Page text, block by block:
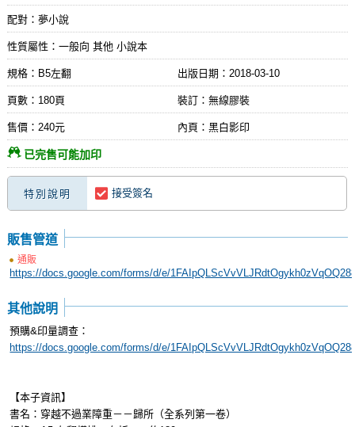
配對：夢小說
性質屬性：一般向 其他 小說本
規格：B5左翻 出版日期： 2018-03-10
頁數：180頁 裝訂：無線膠裝
售價：240元 內頁：黑白影印
已完售可能加印
特別說明 接受簽名
販售管道
通販
https://docs.google.com/forms/d/e/
其他說明
預購&印量調查：
https://docs.google.com/forms/d/e/
【本子資訊】
書名：穿越不過業障重－－歸所（全系列第一卷）